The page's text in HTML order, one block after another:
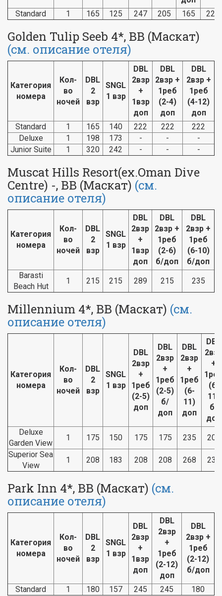
Standard
1 165 125 247 205 165 225
Golden Tulip Seeb 4*, BB (Маскат)
(см. описание отеля)
Категория
номера
Кол-
во
ночей
DBL
2
взр
SNGL
1 взр
DBL
2взр
+
1взр
доп
DBL
2взр +
1реб
(2-4)
доп
DBL
2взр +
1реб
(4-12)
доп
Standard
1 165 140 222 222
222
Deluxe
1 198 173 - -
-
Junior Suite
1 320 242 - - -
Muscat Hills Resort(ex.Oman Dive
Centre) -, BB (Маскат) (см.
описание отеля)
Категория
номера
Кол-
во
ночей
DBL
2
взр
SNGL
1 взр
DBL
2взр
+
1взр
доп
DBL
2взр +
1реб
(2-6)
б/доп
DBL
2взр +
1реб
(6-10)
б/доп
Barasti
Beach Hut
1 215 215 289 215 235
Millennium 4*, BB (Маскат) (см.
описание отеля)
Категория
номера
Кол-
во
ночей
DBL
2
взр
SNGL
1 взр
DBL
2взр
+
1реб
(2-5)
доп
DBL
2взр
+
1реб
(2-5)
б/
доп
DBL
2взр
+
1реб
(6-
11)
доп
DBL
2взр
+
(6-
11)
б/
доп
Deluxe
Garden View
1 175 150 175 175 235
203
Superior Sea
View
1 208 183 208 208 268 235
Park Inn 4*, BB (Маскат) (см.
описание отеля)
Категория
номера
Кол-
во
ночей
DBL
2
взр
SNGL
1 взр
DBL
2взр
+
1взр
доп
DBL
2взр
+
1реб
(2-12)
доп
DBL
2взр +
1реб
(2-12)
б/доп
Standard 1 180 157 245 245 180